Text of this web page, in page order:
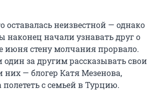
оставалась неизвестной — однако
наконец начали узнавать друг о
июня стену молчания прорвало.
за другим рассказывать свои
них — блогер Катя Мезенова,
полететь с семьей в Турцию.